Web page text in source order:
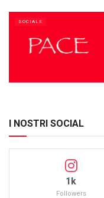
SOCIALE
I NOSTRI SOCIAL
1k
Followers